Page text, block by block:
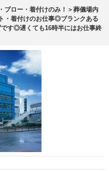
ブロー・着付けのみ！＞葬儀場内
・着付けのお仕事◎ブランクある
す◎遅くても16時半にはお仕事終